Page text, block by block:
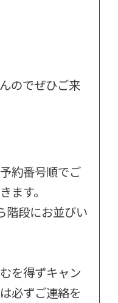
のでぜひご来
約番号順でご
ます。
段にお並びい
を得ずキャン
必ずご連絡を